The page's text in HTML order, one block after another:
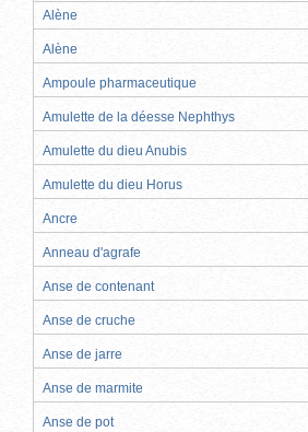
Alène
Alène
Ampoule pharmaceutique
Amulette de la déesse Nephthys
Amulette du dieu Anubis
Amulette du dieu Horus
Ancre
Anneau d'agrafe
Anse de contenant
Anse de cruche
Anse de jarre
Anse de marmite
Anse de pot